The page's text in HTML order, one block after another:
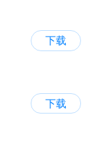
下载
下载